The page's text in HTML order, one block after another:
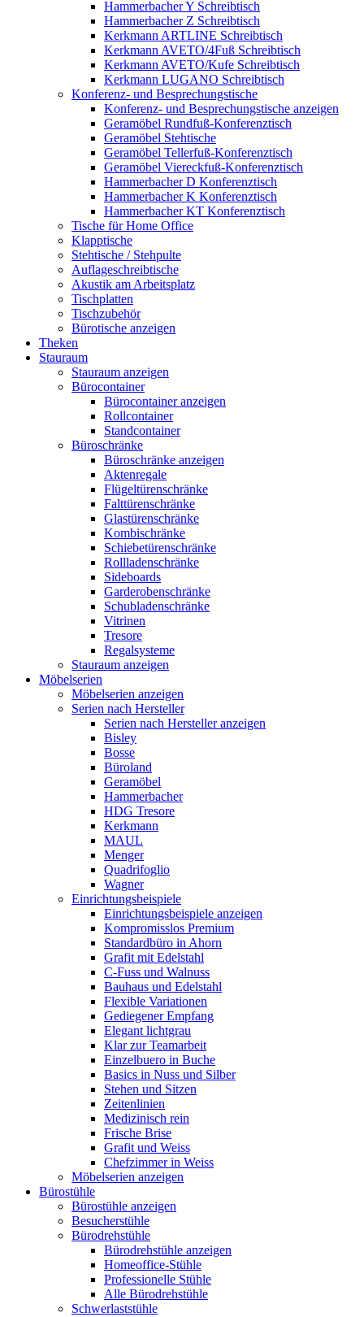
Hammerbacher Y Schreibtisch
Hammerbacher Z Schreibtisch
Kerkmann ARTLINE Schreibtisch
Kerkmann AVETO/4Fuß Schreibtisch
Kerkmann AVETO/Kufe Schreibtisch
Kerkmann LUGANO Schreibtisch
Konferenz- und Besprechungstische
Konferenz- und Besprechungstische anzeigen
Geramöbel Rundfuß-Konferenztisch
Geramöbel Stehtische
Geramöbel Tellerfuß-Konferenztisch
Geramöbel Viereckfuß-Konferenztisch
Hammerbacher D Konferenztisch
Hammerbacher K Konferenztisch
Hammerbacher KT Konferenztisch
Tische für Home Office
Klapptische
Stehtische / Stehpulte
Auflageschreibtische
Akustik am Arbeitsplatz
Tischplatten
Tischzubehör
Bürotische anzeigen
Theken
Stauraum
Stauraum anzeigen
Bürocontainer
Bürocontainer anzeigen
Rollcontainer
Standcontainer
Büroschränke
Büroschränke anzeigen
Aktenregale
Flügeltürenschränke
Falttürenschränke
Glastürenschränke
Kombischränke
Schiebetürenschränke
Rollladenschränke
Sideboards
Garderobenschränke
Schubladenschränke
Vitrinen
Tresore
Regalsysteme
Stauraum anzeigen
Möbelserien
Möbelserien anzeigen
Serien nach Hersteller
Serien nach Hersteller anzeigen
Bisley
Bosse
Büroland
Geramöbel
Hammerbacher
HDG Tresore
Kerkmann
MAUL
Menger
Quadrifoglio
Wagner
Einrichtungsbeispiele
Einrichtungsbeispiele anzeigen
Kompromisslos Premium
Standardbüro in Ahorn
Grafit mit Edelstahl
C-Fuss und Walnuss
Bauhaus und Edelstahl
Flexible Variationen
Gediegener Empfang
Elegant lichtgrau
Klar zur Teamarbeit
Einzelbuero in Buche
Basics in Nuss und Silber
Stehen und Sitzen
Zeitenlinien
Medizinisch rein
Frische Brise
Grafit und Weiss
Chefzimmer in Weiss
Möbelserien anzeigen
Bürostühle
Bürostühle anzeigen
Besucherstühle
Bürodrehstühle
Bürodrehstühle anzeigen
Homeoffice-Stühle
Professionelle Stühle
Alle Bürodrehstühle
Schwerlaststühle